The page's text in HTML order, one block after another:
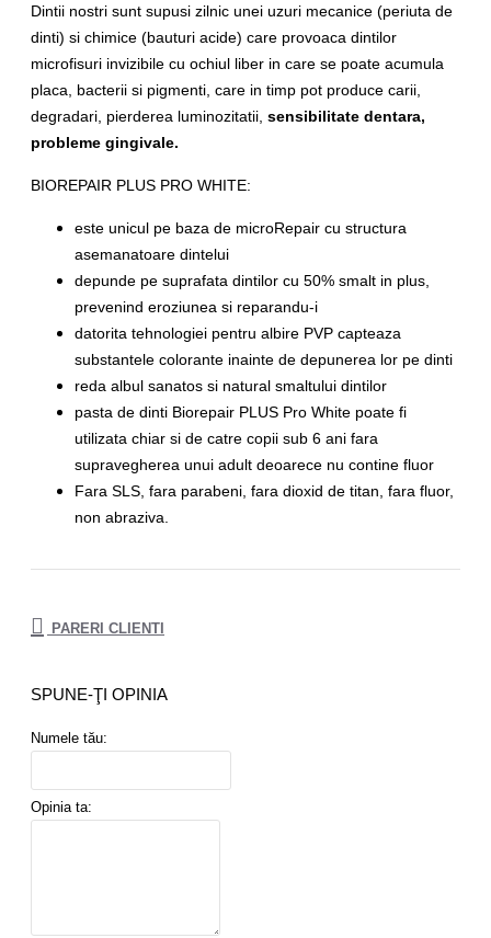
Dintii nostri sunt supusi zilnic unei uzuri mecanice (periuta de
dinti) si chimice (bauturi acide) care provoaca dintilor
microfisuri invizibile cu ochiul liber in care se poate acumula
placa, bacterii si pigmenti, care in timp pot produce carii,
degradari, pierderea luminozitatii, sensibilitate dentara,
probleme gingivale.
BIOREPAIR PLUS PRO WHITE:
este unicul pe baza de microRepair cu structura
asemanatoare dintelui
depunde pe suprafata dintilor cu 50% smalt in plus,
prevenind eroziunea si reparandu-i
datorita tehnologiei pentru albire PVP capteaza
substantele colorante inainte de depunerea lor pe dinti
reda albul sanatos si natural smaltului dintilor
pasta de dinti Biorepair PLUS Pro White poate fi
utilizata chiar si de catre copii sub 6 ani fara
supravegherea unui adult deoarece nu contine fluor
Fara SLS, fara parabeni, fara dioxid de titan, fara fluor,
non abraziva.
PARERI CLIENTI
SPUNE-ŢI OPINIA
Numele tău:
Opinia ta: